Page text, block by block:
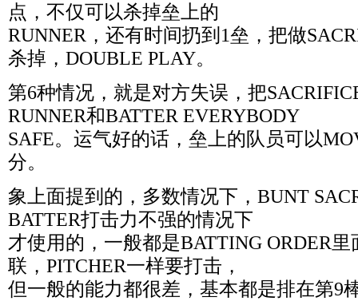
点，不仅可以杀掉垒上的
RUNNER，还有时间扔到1垒，把做
杀掉，DOUBLE PLAY。
第6种情况，就是对方失误，把
RUNNER和BATTER EVERYBODY
SAFE。运气好的话，垒上的队员可以
分。
象上面提到的，多数情况下，BUNT
BATTER打击力不强的情况下
才使用的，一般都是BATTING ORDER
联，PITCHER一样要打击，
但一般的能力都很差，基本都是排在第9